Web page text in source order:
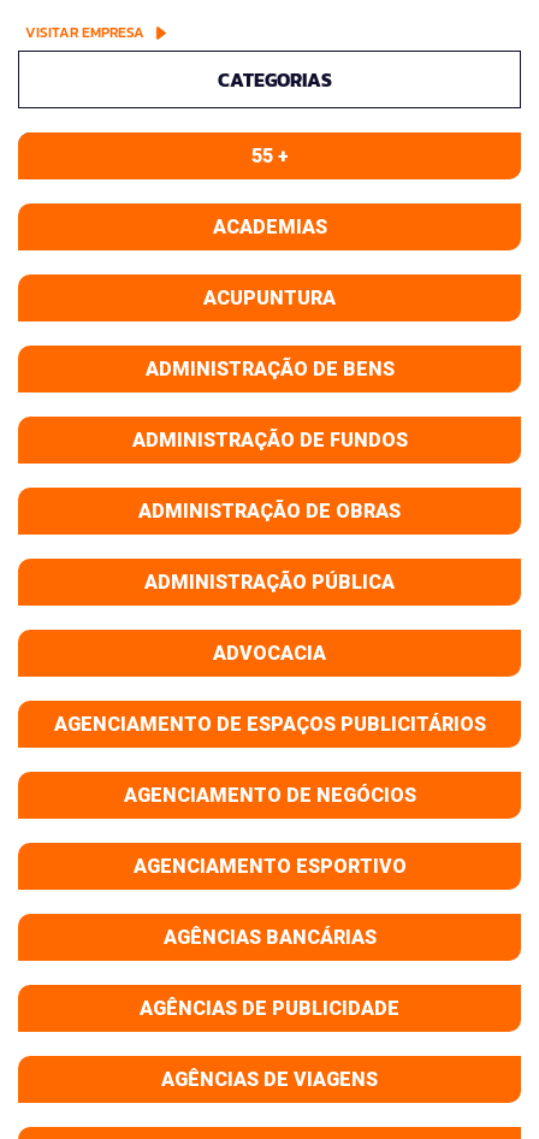
VISITAR EMPRESA
CATEGORIAS
55 +
ACADEMIAS
ACUPUNTURA
ADMINISTRAÇÃO DE BENS
ADMINISTRAÇÃO DE FUNDOS
ADMINISTRAÇÃO DE OBRAS
ADMINISTRAÇÃO PÚBLICA
ADVOCACIA
AGENCIAMENTO DE ESPAÇOS PUBLICITÁRIOS
AGENCIAMENTO DE NEGÓCIOS
AGENCIAMENTO ESPORTIVO
AGÊNCIAS BANCÁRIAS
AGÊNCIAS DE PUBLICIDADE
AGÊNCIAS DE VIAGENS